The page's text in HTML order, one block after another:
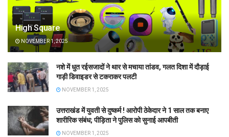
High Square
NOVEMBER 1, 2025
नशे में धुत रईसजादों ने थार से मचाया तांडव, गलत दिशा में दौड़ाई
गाड़ी डिवाइडर से टकराकर पलटी
NOVEMBER 1, 2025
उत्तराखंड में युवती से दुष्कर्म ! आरोपी ठेकेदार ने 1 साल तक बनाए
शारीरिक संबंध; पीड़िता ने पुलिस को सुनाई आपबीती
NOVEMBER 1, 2025